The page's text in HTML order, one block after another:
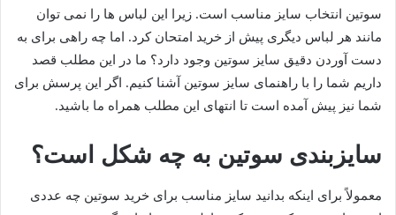
سوتین انتخاب سایز مناسب است. زیرا این لباس ها را نمی توان
مانند هر لباس دیگری پیش از خرید امتحان کرد. اما چه راهی برای به
دست آوردن دقیق سایز سوتین وجود دارد؟ ما در این مطلب قصد
داریم شما را با راهنمای سایز سوتین آشنا کنیم. اگر این پرسش برای
شما نیز پیش آمده است تا انتهای این مطلب همراه ما باشید.
سایزبندی سوتین به چه شکل است؟
معمولاً برای اینکه بدانید سایز مناسب برای خرید سوتین چه عددی